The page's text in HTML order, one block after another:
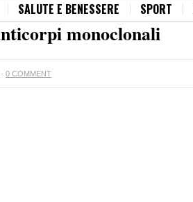
SALUTE E BENESSERE SPORT
monoclonali
· 0 COMMENT